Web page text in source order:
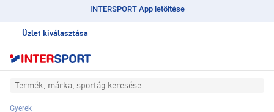
INTERSPORT App letöltése
Üzlet kiválasztása
Termék, márka, sportág keresése
Gyerek